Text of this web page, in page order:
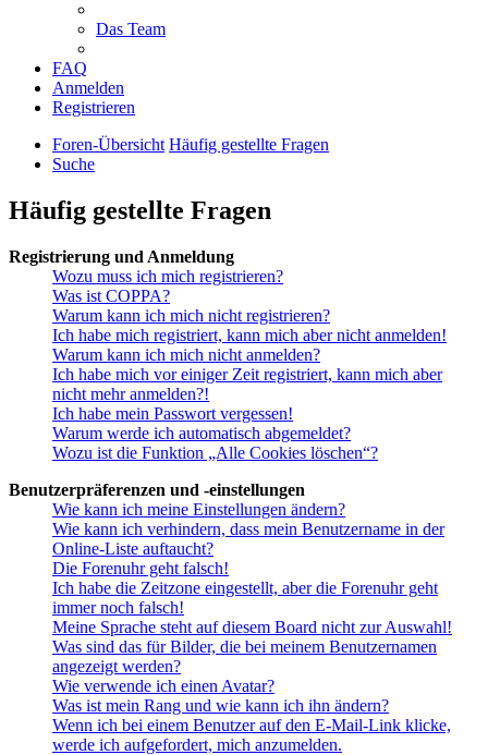
Das Team
FAQ
Anmelden
Registrieren
Foren-Übersicht Häufig gestellte Fragen
Suche
Häufig gestellte Fragen
Registrierung und Anmeldung
Wozu muss ich mich registrieren?
Was ist COPPA?
Warum kann ich mich nicht registrieren?
Ich habe mich registriert, kann mich aber nicht anmelden!
Warum kann ich mich nicht anmelden?
Ich habe mich vor einiger Zeit registriert, kann mich aber
nicht mehr anmelden?!
Ich habe mein Passwort vergessen!
Warum werde ich automatisch abgemeldet?
Wozu ist die Funktion „Alle Cookies löschen“?
Benutzerpräferenzen und -einstellungen
Wie kann ich meine Einstellungen ändern?
Wie kann ich verhindern, dass mein Benutzername in der
Online-Liste auftaucht?
Die Forenuhr geht falsch!
Ich habe die Zeitzone eingestellt, aber die Forenuhr geht
immer noch falsch!
Meine Sprache steht auf diesem Board nicht zur Auswahl!
Was sind das für Bilder, die bei meinem Benutzernamen
angezeigt werden?
Wie verwende ich einen Avatar?
Was ist mein Rang und wie kann ich ihn ändern?
Wenn ich bei einem Benutzer auf den E-Mail-Link klicke,
werde ich aufgefordert, mich anzumelden.